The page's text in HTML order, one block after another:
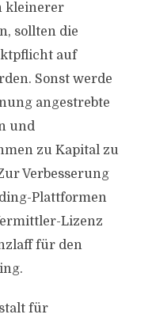
kleinerer
sollten die
auf
Sonst werde
angestrebte
und
zu Kapital zu
Verbesserung
Plattformen
Lizenz
für den
für